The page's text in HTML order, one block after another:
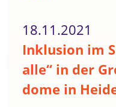
18.11.2021
Inklusion im
alle“ in der
dome in